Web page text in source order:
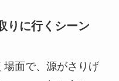
りに行くシーン
場面で、源がさりげ